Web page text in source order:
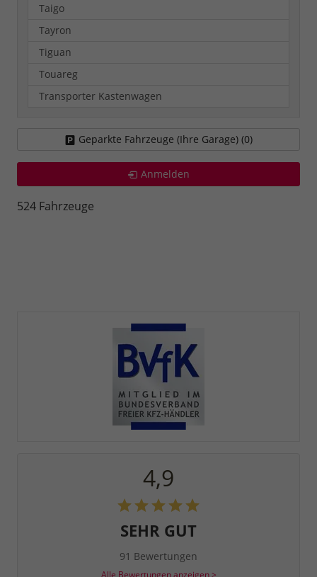
Taigo
Tayron
Tiguan
Touareg
Transporter Kastenwagen
Geparkte Fahrzeuge (Ihre Garage) (0)
Anmelden
524 Fahrzeuge
4,9
SEHR GUT
91 Bewertungen
Alle Bewertungen anzeigen >